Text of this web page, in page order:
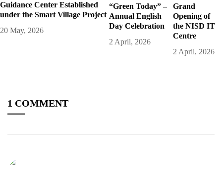
Guidance Center Established
under the Smart Village Project
20 May, 2026
“Green Today” –
Annual English
Day Celebration
2 April, 2026
Grand
Opening of
the NISD IT
Centre
2 April, 2026
1 COMMENT